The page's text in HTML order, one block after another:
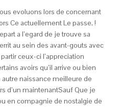
evoluons lors de concernant
Ce actuellement Le passe, !
a l’egard de je trouve sa
au sein des avant-gouts avec
ceux-ci l’appreciation
avoirs qu’il arrive ou bien
naissance meilleure de
d’un maintenantSauf Que je
en compagnie de nostalgie de